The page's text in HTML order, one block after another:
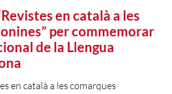
en català a les
per commemorar
de la Llengua
en català a les comarques